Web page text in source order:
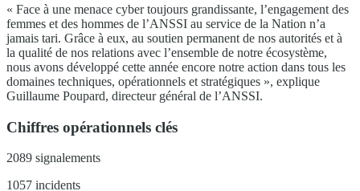
« Face à une menace cyber toujours grandissante, l’engagement des
femmes et des hommes de l’ANSSI au service de la Nation n’a
jamais tari. Grâce à eux, au soutien permanent de nos autorités et à
la qualité de nos relations avec l’ensemble de notre écosystème,
nous avons développé cette année encore notre action dans tous les
domaines techniques, opérationnels et stratégiques », explique
Guillaume Poupard, directeur général de l’ANSSI.
Chiffres opérationnels clés
2089 signalements
1057 incidents